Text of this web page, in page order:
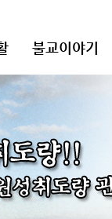
불교이야기